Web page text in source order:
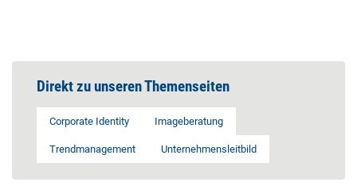
Direkt zu unseren Themenseiten
Corporate Identity Imageberatung
Trendmanagement Unternehmensleitbild